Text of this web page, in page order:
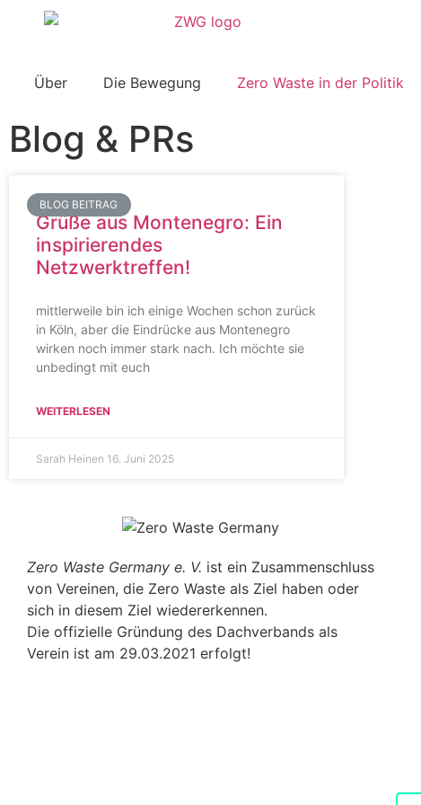
Über Die Bewegung Zero Waste in der Politik
Blog & PRs
BLOG BEITRAG
Grüße aus Montenegro: Ein
inspirierendes
Netzwerktreffen!
mittlerweile bin ich einige Wochen schon zurück
in Köln, aber die Eindrücke aus Montenegro
wirken noch immer stark nach. Ich möchte sie
unbedingt mit euch
WEITERLESEN
Sarah Heinen 16. Juni 2025
Zero Waste Germany e. V. ist ein Zusammenschluss
von Vereinen, die Zero Waste als Ziel haben oder
sich in diesem Ziel wiedererkennen.
Die offizielle Gründung des Dachverbands als
Verein ist am 29.03.2021 erfolgt!